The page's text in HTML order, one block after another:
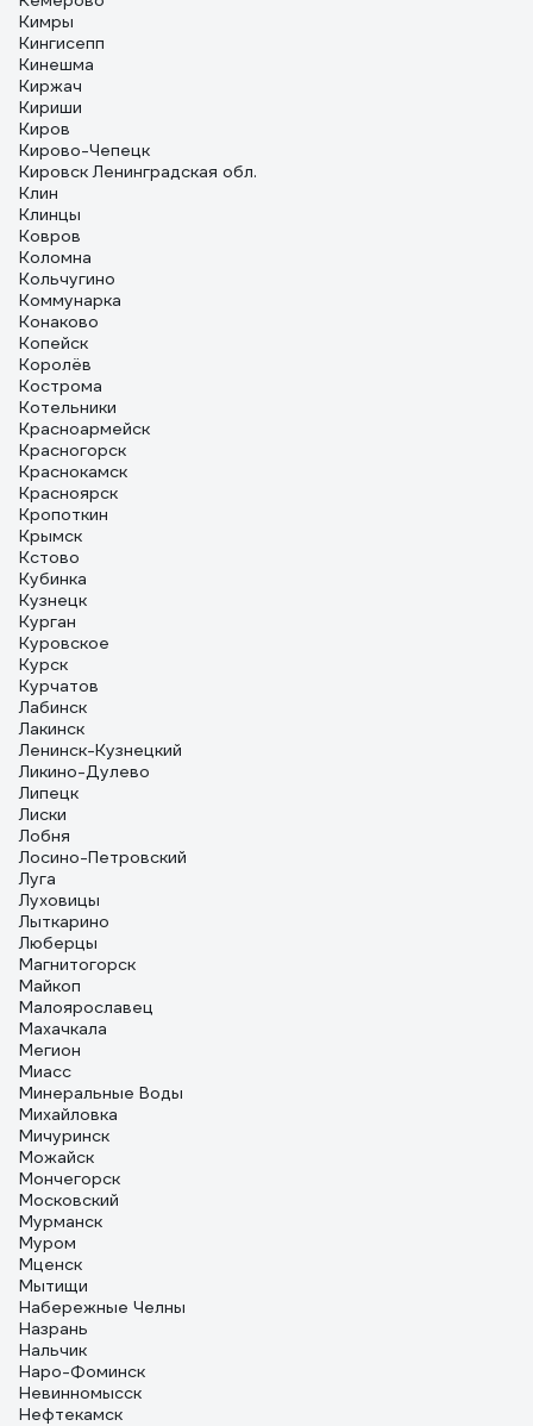
Кимры
Кингисепп
Кинешма
Киржач
Кириши
Киров
Кирово-Чепецк
Кировск Ленинградская обл.
Клин
Клинцы
Ковров
Коломна
Кольчугино
Коммунарка
Конаково
Копейск
Королёв
Кострома
Котельники
Красноармейск
Красногорск
Краснокамск
Красноярск
Кропоткин
Крымск
Кстово
Кубинка
Кузнецк
Курган
Куровское
Курск
Курчатов
Лабинск
Лакинск
Ленинск-Кузнецкий
Ликино-Дулево
Липецк
Лиски
Лобня
Лосино-Петровский
Луга
Луховицы
Лыткарино
Люберцы
Магнитогорск
Майкоп
Малоярославец
Махачкала
Мегион
Миасс
Минеральные Воды
Михайловка
Мичуринск
Можайск
Мончегорск
Московский
Мурманск
Муром
Мценск
Мытищи
Набережные Челны
Назрань
Нальчик
Наро-Фоминск
Невинномысск
Нефтекамск